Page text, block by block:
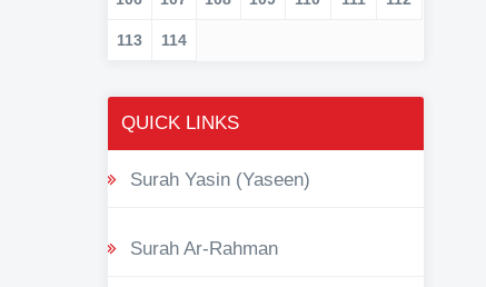
113 114
QUICK LINKS
Surah Yasin (Yaseen)
Surah Ar-Rahman